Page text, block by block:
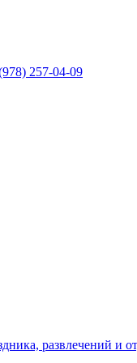
257-04-09
развлечений и